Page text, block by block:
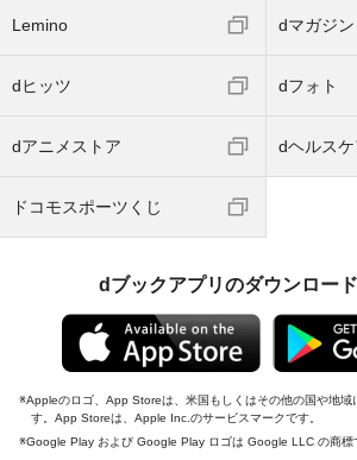
Lemino dマガジン
dヒッツ dフォト
dアニメストア dヘルスケ
ドコモスポーツくじ
dブックアプリのダウンロー
Appleのロゴ、App Storeは、米国もしくはその他の国や地
す。App Storeは、Apple Inc.のサービスマークです。
Google Play および Google Play ロゴは Google LLC の商標